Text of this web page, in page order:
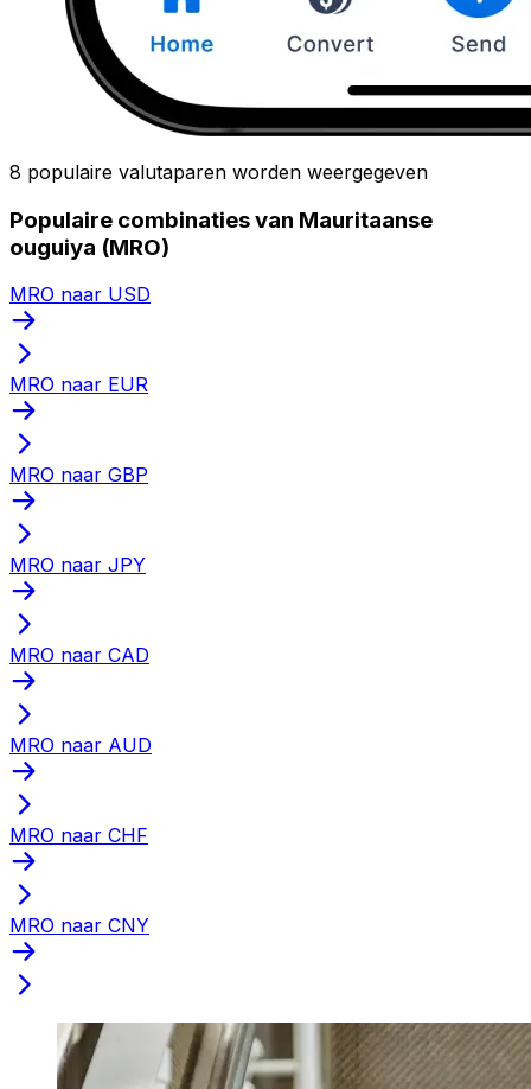
8 populaire valutaparen worden weergegeven
Populaire combinaties van Mauritaanse
ouguiya (MRO)
MRO naar USD
MRO naar EUR
MRO naar GBP
MRO naar JPY
MRO naar CAD
MRO naar AUD
MRO naar CHF
MRO naar CNY